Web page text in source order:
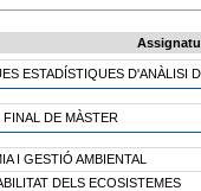
ESTADÍSTIQUES D'ANÀLISI
FINAL DE MÀSTER
I GESTIÓ AMBIENTAL
DELS ECOSISTEMES